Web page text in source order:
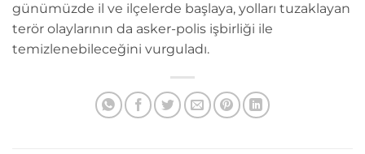
günümüzde il ve ilçelerde başlaya, yolları tuzaklayan
terör olaylarının da asker-polis işbirliği ile
temizlenebileceğini vurguladı.